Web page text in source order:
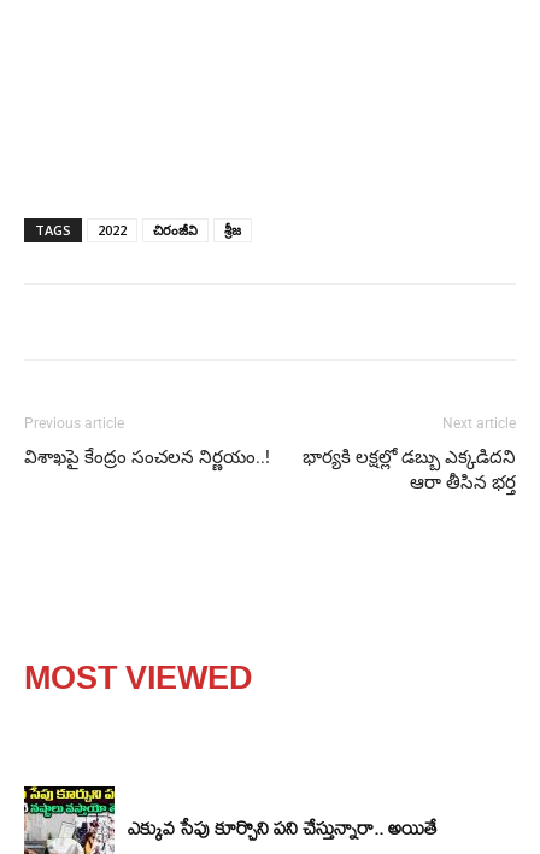
TAGS 2022 చిరంజీవి శ్రీజ
Previous article
విశాఖపై కేంద్రం సంచలన నిర్ణయం..!
Next article
భార్యకి లక్షల్లో డబ్బు ఎక్కడిదని
ఆరా తీసిన భర్త
MOST VIEWED